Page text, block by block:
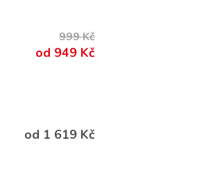
999 Kč
od 949 Kč
od 1 619 Kč